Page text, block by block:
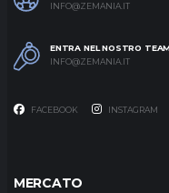
INFO@ZEMANIA.IT
ENTRA NEL NOSTRO
INFO@ZEMANIA.IT
FACEBOOK INSTAGRAM
MERCATO